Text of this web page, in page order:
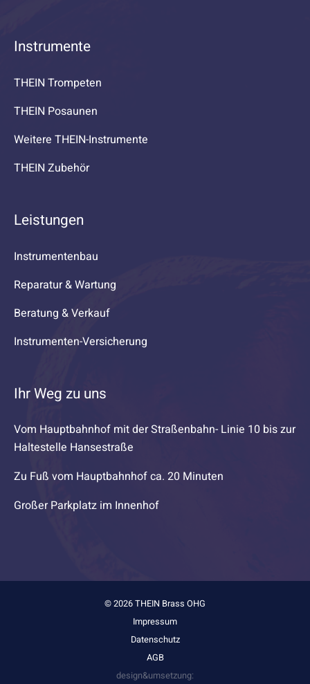
Instrumente
THEIN Trompeten
THEIN Posaunen
Weitere THEIN-Instrumente
THEIN Zubehör
Leistungen
Instrumentenbau
Reparatur & Wartung
Beratung & Verkauf
Instrumenten-Versicherung
Ihr Weg zu uns
Vom Hauptbahnhof mit der Straßenbahn- Linie 10 bis zur
Haltestelle Hansestraße
Zu Fuß vom Hauptbahnhof ca. 20 Minuten
Großer Parkplatz im Innenhof
© 2026 THEIN Brass OHG
Impressum
Datenschutz
AGB
design&umsetzung: